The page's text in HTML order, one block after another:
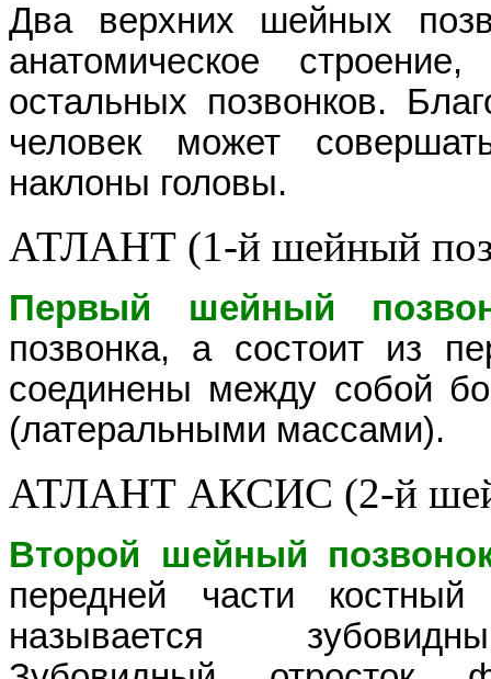
Два верхних шейных
анатомическое
остальных позвонков.
человек может
наклоны головы.
АТЛАНТ (1-й шейный
Первый шейный
позвонка, а состоит из
соединены между собой
(латеральными массами).
АТЛАНТ АКСИС (2-й
Второй шейный
передней части костный
называется